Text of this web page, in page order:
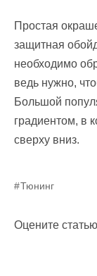
Простая
защитная
необходимо
ведь нужно,
Большой
градиентом, в
сверху вниз.
Тюнинг
Оцените статью